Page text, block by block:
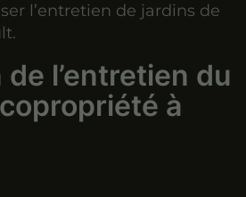
l’entretien de jardins de
l’entretien du
à